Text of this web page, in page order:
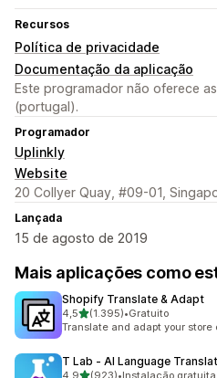
Recursos
Política de privacidade
Documentação da aplicação
Este programador não oferece
(portugal).
Programador
Uplinkly
Website
20 Collyer Quay, #09-01,
Lançada
15 de agosto de 2019
Mais aplicações como
Shopify Translate & Adapt
4,5de 5 estrelas
(1.395)
1395 total de avaliações
•Gratuito
Translate and adapt your
T Lab ‑ AI Language
de 5 estrelas